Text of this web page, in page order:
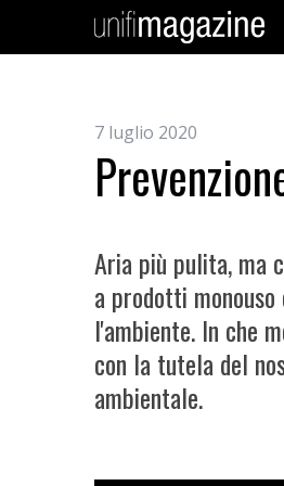
7 luglio 2020
Aria più pulita, ma
a prodotti
l'ambiente. In che
con la tutela del
ambientale.